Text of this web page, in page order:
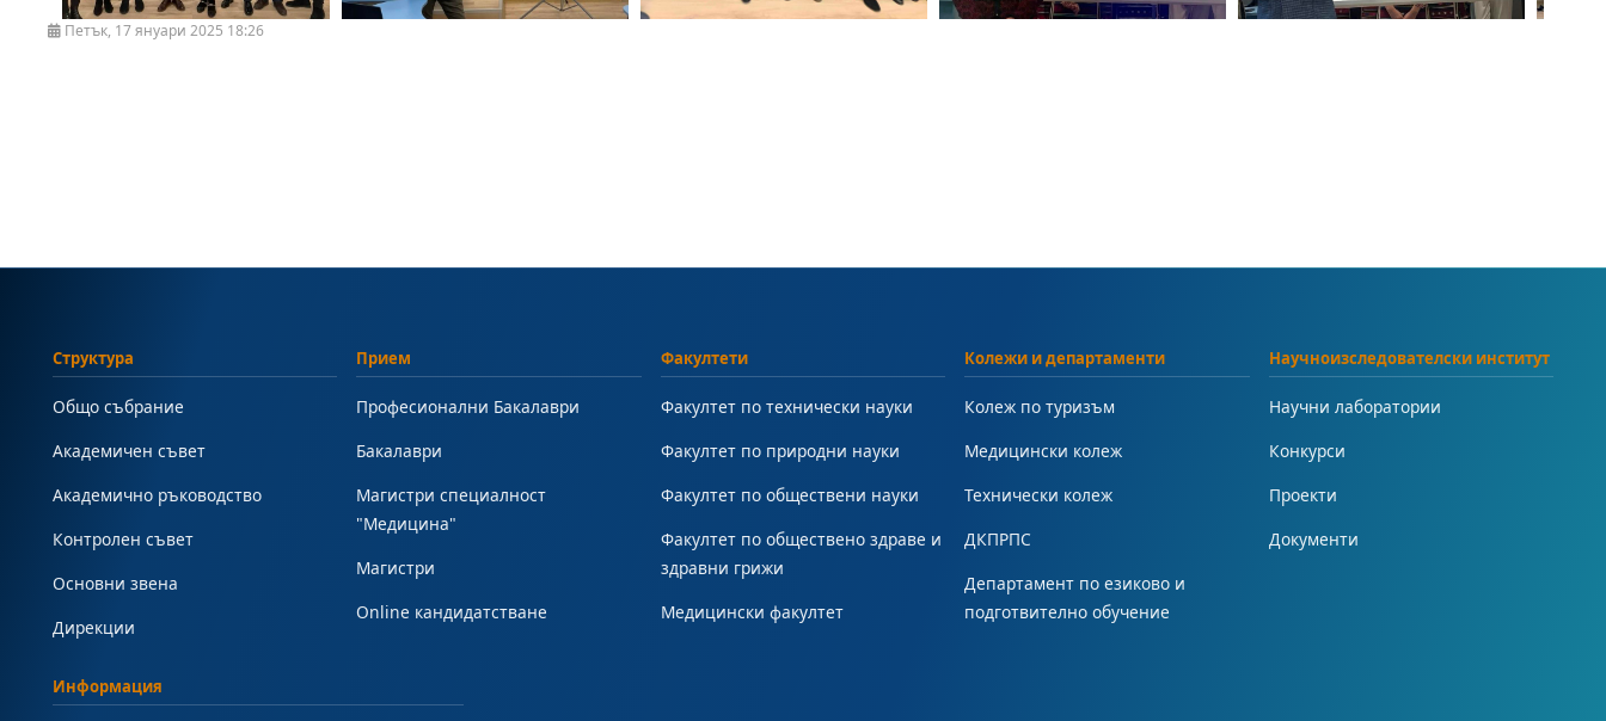
Петък, 17 януари 2025 18:26
Структура
Общо събрание
Академичен съвет
Академично ръководство
Контролен съвет
Основни звена
Дирекции
Прием
Професионални Бакалаври
Бакалаври
Магистри специалност
"Медицина"
Магистри
Online кандидатстване
Факултети
Факултет по технически науки
Факултет по природни науки
Факултет по обществени науки
Факултет по обществено здраве и
здравни грижи
Медицински факултет
Колежи и департаменти
Колеж по туризъм
Медицински колеж
Технически колеж
ДКПРПС
Департамент по езиково и
подготвително обучение
Научноизследователски институт
Научни лаборатории
Конкурси
Проекти
Документи
Информация